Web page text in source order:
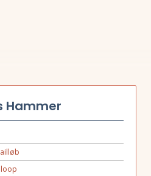
startnummer og en forfriskning,
Hammer
loop